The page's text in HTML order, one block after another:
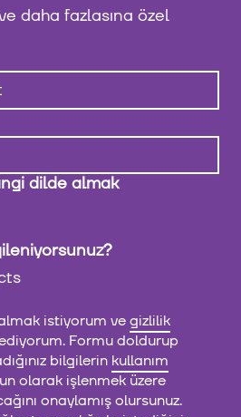
daha fazlasına özel
dilde almak
istiyorum vegizlilik
Formu doldurup
bilgilerin kullanım
olarak işlenmek üzere
onaylamış olursunuz.